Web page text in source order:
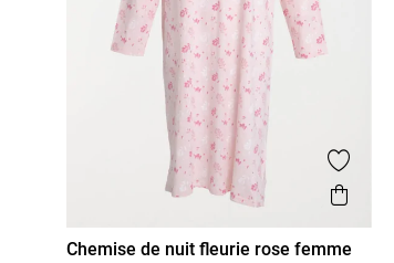
Chemise de nuit fleurie rose femme